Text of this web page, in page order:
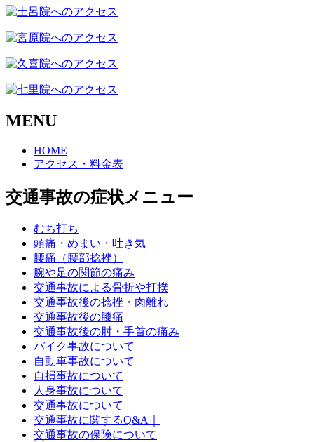
MENU
HOME
アクセス・料金表
交通事故の症状メニュー
むち打ち
頭痛・めまい・吐き気
腰痛（腰部捻挫）
腕や足の関節の痛み
交通事故による骨折や打撲
交通事故後の捻挫・肉離れ
交通事故後の膝痛
交通事故後の肘・手首の痛み
バイク事故について
自動車事故について
自損事故について
人身事故について
交通事故について
交通事故に関するQ&A｜
交通事故の保険について